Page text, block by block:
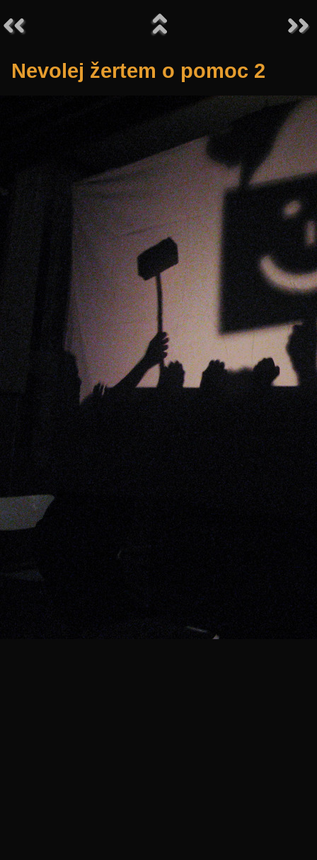
Nevolej žertem o pomoc 2